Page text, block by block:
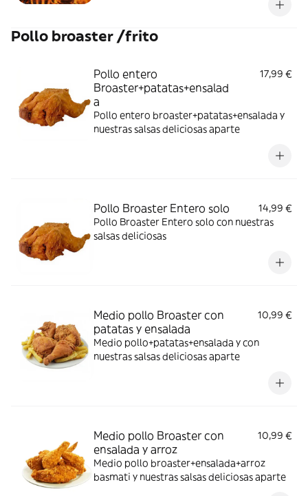
Pollo broaster /frito
Pollo entero
Broaster+patatas+ensalad
a
17,99 €
Pollo entero broaster+patatas+ensalada y
nuestras salsas deliciosas aparte
Pollo Broaster Entero solo
14,99 €
Pollo Broaster Entero solo con nuestras
salsas deliciosas
Medio pollo Broaster con
patatas y ensalada
10,99 €
Medio pollo+patatas+ensalada y con
nuestras salsas deliciosas aparte
Medio pollo Broaster con
ensalada y arroz
10,99 €
Medio pollo broaster+ensalada+arroz
basmati y nuestras salsas deliciosas aparte